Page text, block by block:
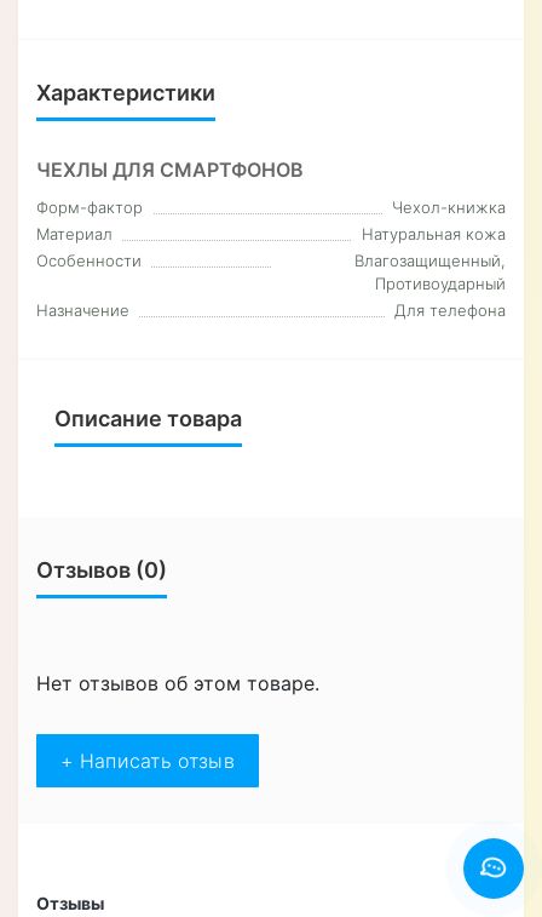
Характеристики
ЧЕХЛЫ ДЛЯ СМАРТФОНОВ
Форм-фактор
Чехол-книжка
Материал
Натуральная кожа
Особенности
Влагозащищенный,
Противоударный
Назначение
Для телефона
Описание товара
Отзывов (0)
Нет отзывов об этом товаре.
+ Написать отзыв
Отзывы